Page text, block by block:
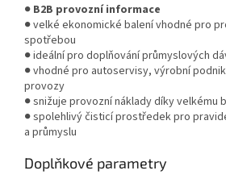
● B2B provozní informace
● velké ekonomické balení vhodné pro
spotřebou
● ideální pro doplňování průmyslových
● vhodné pro autoservisy, výrobní
provozy
● snižuje provozní náklady díky velkému
● spolehlivý čisticí prostředek pro
a průmyslu
Doplňkové parametry